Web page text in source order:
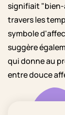
signifiait "bien-
travers les
symbole
suggère
qui donne au
entre douce